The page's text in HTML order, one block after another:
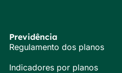
Previdência
Regulamento dos planos
Indicadores por planos